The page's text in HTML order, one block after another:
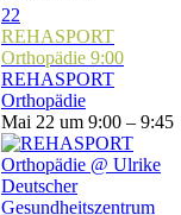
22
REHASPORT
Orthopädie 9:00
REHASPORT
Orthopädie
Mai 22 um 9:00 – 9:45